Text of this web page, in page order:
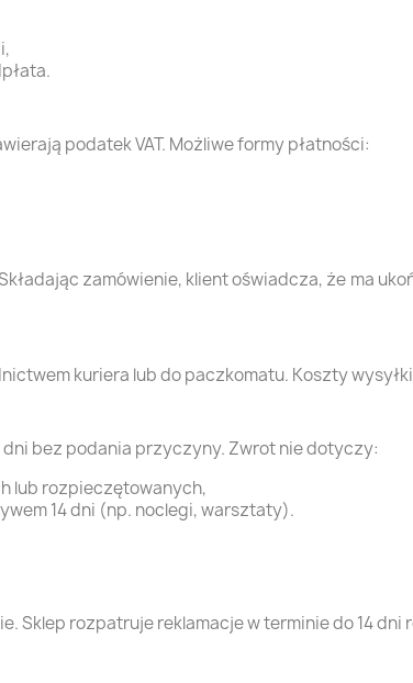
podatek VAT. Możliwe formy płatności:
zamówienie, klient oświadcza, że ma
kuriera lub do paczkomatu. Koszty
bez podania przyczyny. Zwrot nie dotyczy:
lub rozpieczętowanych,
14 dni (np. noclegi, warsztaty).
Sklep rozpatruje reklamacje w terminie do 14 dni